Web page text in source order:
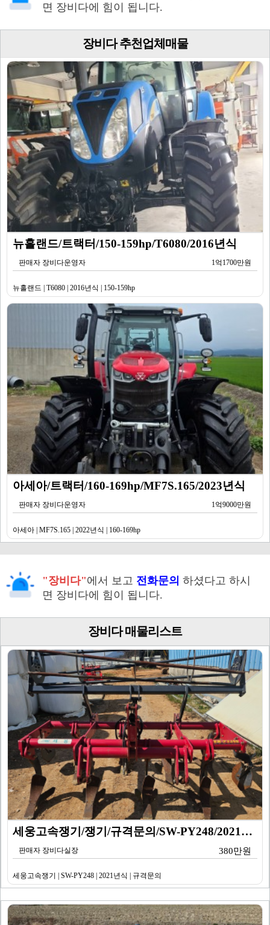
면 장비다에 힘이 됩니다.
장비다 추천업체매물
뉴홀랜드/트랙터/150-159hp/T6080/2016년식
판매자 장비다운영자 1억1700만원
뉴홀랜드 | T6080 | 2016년식 | 150-159hp
아세아/트랙터/160-169hp/MF7S.165/2023년식
판매자 장비다운영자 1억9000만원
아세아 | MF7S.165 | 2022년식 | 160-169hp
"장비다"에서 보고 전화문의 하셨다고 하시
면 장비다에 힘이 됩니다.
장비다 매물리스트
세웅고속쟁기/쟁기/규격문의/SW-PY248/2021년식
판매자 장비다실장 380만원
세웅고속쟁기 | SW-PY248 | 2021년식 | 규격문의